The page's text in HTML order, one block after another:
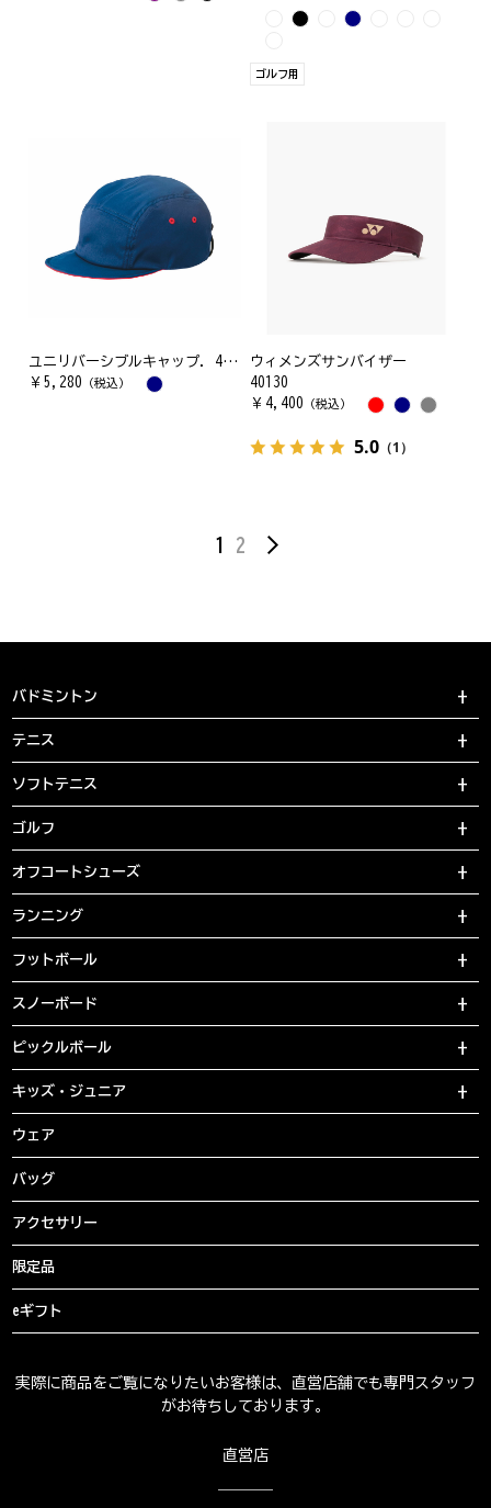
ゴルフ用
ユニリバーシブルキャップ. 41052Y
￥ 5,280 （税込）
ウィメンズサンバイザー
40130
￥ 4,400 （税込）
5.0（1）
1 2
バドミントン
テニス
ソフトテニス
ゴルフ
オフコートシューズ
ランニング
フットボール
スノーボード
ピックルボール
キッズ・ジュニア
ウェア
バッグ
アクセサリー
限定品
eギフト
実際に商品をご覧になりたいお客様は、直営店舗でも専門スタッフ
がお待ちしております。
直営店